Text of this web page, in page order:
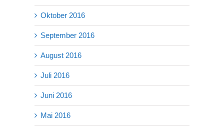
Oktober 2016
September 2016
August 2016
Juli 2016
Juni 2016
Mai 2016